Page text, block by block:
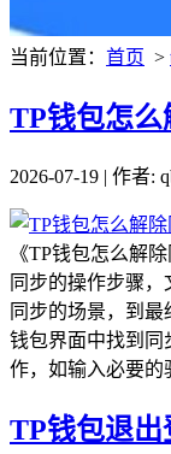
当前位置： 首页 >
TP钱包怎
2026-07-19 | 作者:
《TP钱包怎么解
同步的操作步骤
同步的场景，到
钱包界面中找到同
作，如输入必要的
TP钱包退